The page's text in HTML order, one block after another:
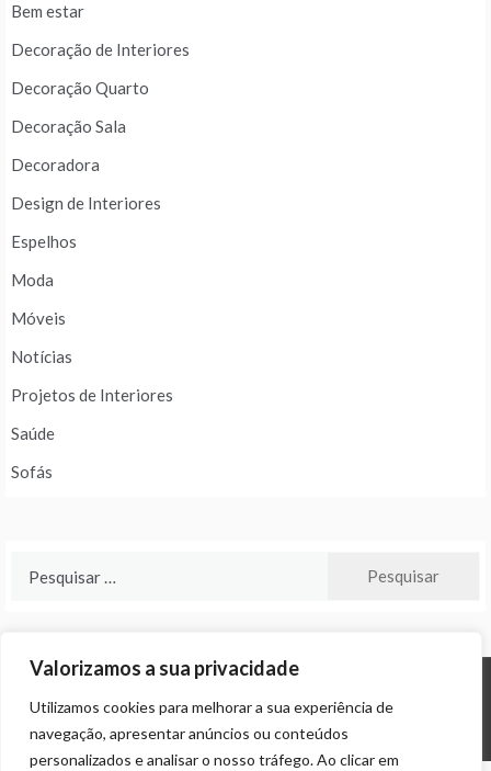
Valorizamos a sua privacidade
Utilizamos cookies para melhorar a sua experiência de
navegação, apresentar anúncios ou conteúdos
personalizados e analisar o nosso tráfego. Ao clicar em
Bem estar
Decoração de Interiores
Decoração Quarto
Decoração Sala
Decoradora
Design de Interiores
Espelhos
Moda
Móveis
Notícias
Projetos de Interiores
Saúde
Sofás
© ALL RIGHTS RESERVED 2024 THEME: PROMOS BYTEMPLATE SELL